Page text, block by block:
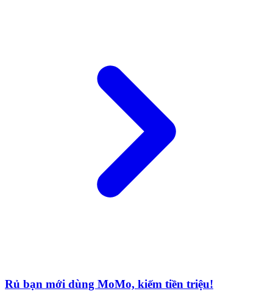
Rủ bạn mới dùng MoMo, kiếm tiền triệu!